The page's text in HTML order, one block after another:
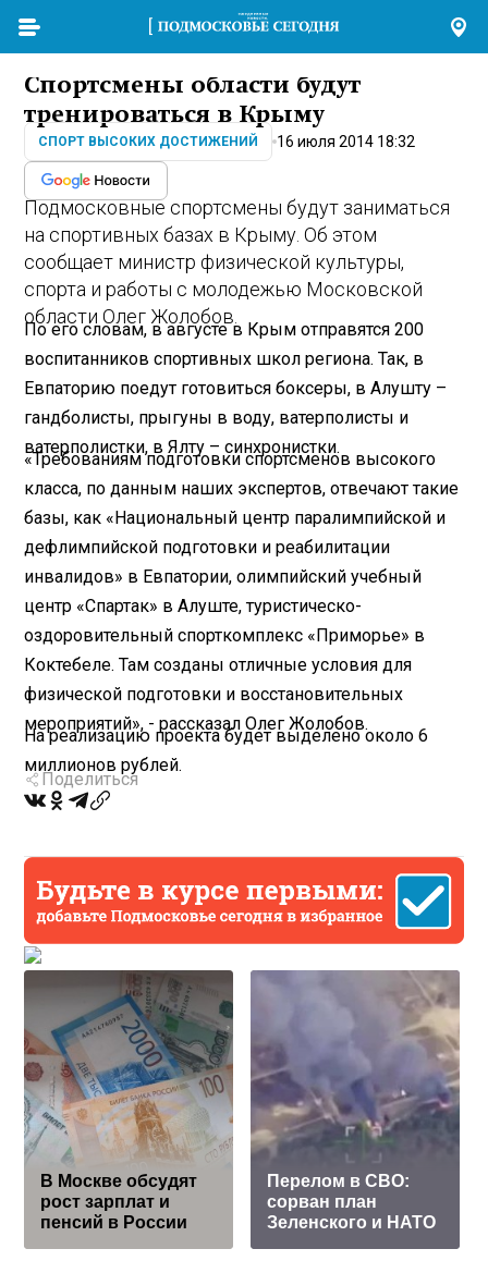
Спортсмены области будут
тренироваться в Крыму
СПОРТ ВЫСОКИХ ДОСТИЖЕНИЙ 16 июля 2014 18:32
Подмосковные спортсмены будут заниматься
на спортивных базах в Крыму. Об этом
сообщает министр физической культуры,
спорта и работы с молодежью Московской
области Олег Жолобов.
По его словам, в августе в Крым отправятся 200
воспитанников спортивных школ региона. Так, в
Евпаторию поедут готовиться боксеры, в Алушту –
гандболисты, прыгуны в воду, ватерполисты и
ватерполистки, в Ялту – синхронистки.
«Требованиям подготовки спортсменов высокого
класса, по данным наших экспертов, отвечают такие
базы, как «Национальный центр паралимпийской и
дефлимпийской подготовки и реабилитации
инвалидов» в Евпатории, олимпийский учебный
центр «Спартак» в Алуште, туристическо-
оздоровительный спорткомплекс «Приморье» в
Коктебеле. Там созданы отличные условия для
физической подготовки и восстановительных
мероприятий», - рассказал Олег Жолобов.
На реализацию проекта будет выделено около 6
миллионов рублей.
Поделиться
В Москве обсудят
рост зарплат и
пенсий в России
Перелом в СВО:
сорван план
Зеленского и НАТО